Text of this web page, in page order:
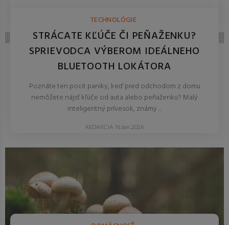
TECHNOLÓGIE
STRÁCATE KĽÚČE ČI PEŇAŽENKU?
SPRIEVODCA VÝBEROM IDEÁLNEHO
BLUETOOTH LOKÁTORA
Poznáte ten pocit paniky, keď pred odchodom z domu
nemôžete nájsť kľúče od auta alebo peňaženku? Malý
inteligentný prívesok, známy ...
REDAKCIA 16.Jan.2026